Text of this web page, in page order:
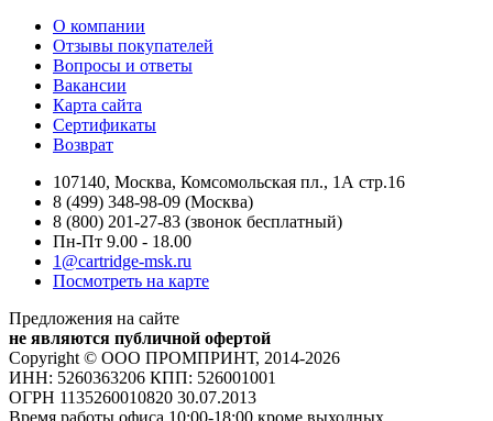
О компании
Отзывы покупателей
Вопросы и ответы
Вакансии
Карта сайта
Сертификаты
Возврат
107140, Москва, Комсомольская пл., 1А стр.16
8 (499) 348-98-09 (Москва)
8 (800) 201-27-83 (звонок бесплатный)
Пн-Пт 9.00 - 18.00
1@cartridge-msk.ru
Посмотреть на карте
Предложения на сайте
не являются публичной офертой
Copyright © ООО ПРОМПРИНТ, 2014-2026
ИНН: 5260363206 КПП: 526001001
ОГРН 1135260010820 30.07.2013